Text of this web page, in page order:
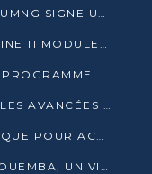
COOPÉRATION UNIVERSITAIRE : L’UMNG SIGNE UN ACCORD STRATÉGIQUE AVEC L’UNIVERSITÉ HAINAN EN CHINE
LOGISTIQUE : AGL CONGO ACHEMINE 11 MODULES GÉANTS JUSQU’À BRAZZAVILLE
LA BANQUE MONDIALE LANCE UN PROGRAMME DE 394 MILLIONS DE DOLLARS POUR LE BASSIN DU CONGO
POINTE-NOIRE : LE PAPN ÉVALUE LES AVANCÉES DU MÔLE EST
ÉNERGIE : UN RAPPORT STRATÉGIQUE POUR ACCÉLÉRER LA TRANSITION AU CONGO
DÉPARTEMENT DES PLATEAUX : BOUEMBA, UN VIVIER ÉCONOMIQUE PRÊT À EXPLOSER